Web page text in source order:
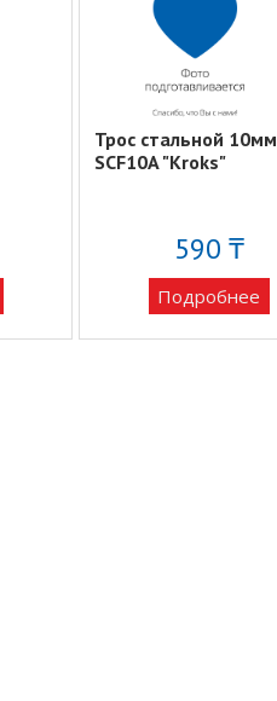
Трос стальной 10мм
SCF10A "Kroks"
590 ₸
Подробнее